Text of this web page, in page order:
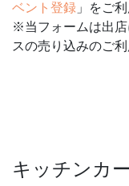
ベント登録 」をご
※当フォームは出
スの売り込みのご
キッチンカ